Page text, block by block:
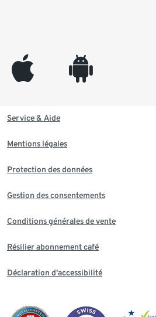
appleinc android
Service & Aide
Mentions légales
Protection des données
Gestion des consentements
Conditions générales de vente
Résilier abonnement café
Déclaration d'accessibilité